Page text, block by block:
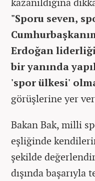
"Sporu seven,
Erdoğan
bir yanında
'spor ülkesi'
görüşlerine yer
Bakan Bak, milli
eşliğinde
şekilde
dışında